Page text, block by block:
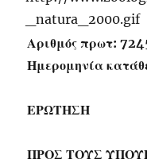
Αριθμός πρωτ:
Ημερομηνία
ΕΡΩΤΗΣΗ
ΠΡΟΣ ΤΟΥΣ